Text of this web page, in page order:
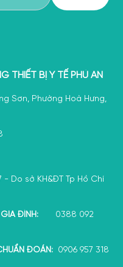
THIẾT BỊ Y TẾ PHÚ AN
Sơn, Phường Hoà Hưng,
- Do sở KH&ĐT Tp Hồ Chí
GIA ĐÌNH: 0388 092
ĐOÁN: 0906 957 318